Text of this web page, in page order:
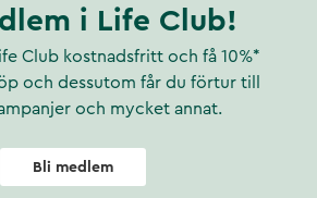
i Life Club!
Club kostnadsfritt och få 10%*
och dessutom får du förtur till
och mycket annat.
Bli medlem